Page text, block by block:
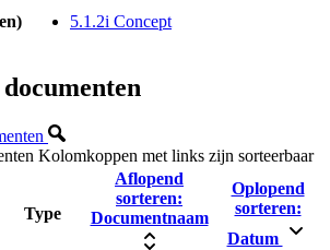
5.1.2i Concept
Kolomkoppen met links zijn sorteerbaar
Type
Aflopend
sorteren:
Documentnaam
Oplopend
sorteren:
Datum